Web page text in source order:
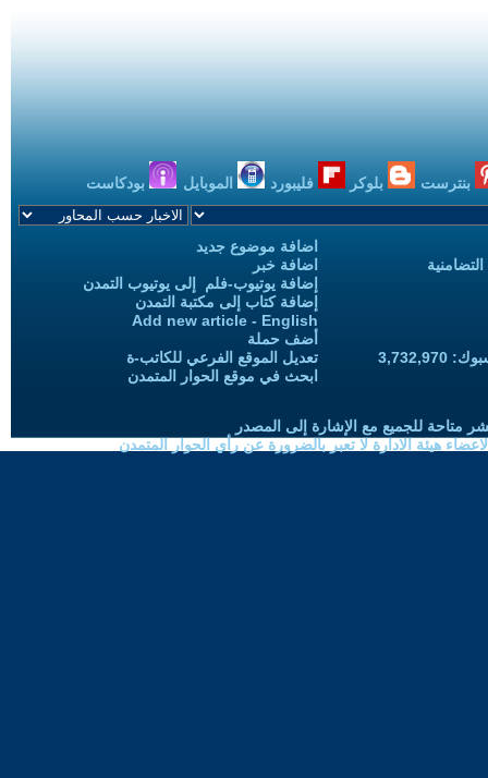
بنترست بلوكر فليبورد الموبايل بودكاست
اضافة موضوع جديد
اضافة خبر
إضافة يوتيوب-فلم إلى يوتيوب التمدن
إضافة كتاب إلى مكتبة التمدن
Add new article - English
أضف حملة
تعديل الموقع الفرعي للكاتب-ة
ابحث في موقع الحوار المتمدن
متاحة للجميع مع الإشارة إلى المصدر
هيئة الادارة لا تعبر بالضرورة عن رأي الحوار المتمدن